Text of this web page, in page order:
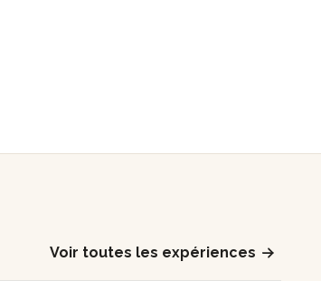
Voir toutes les expériences